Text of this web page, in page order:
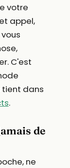
votre
appel,
C'est
dans
.
de
ne